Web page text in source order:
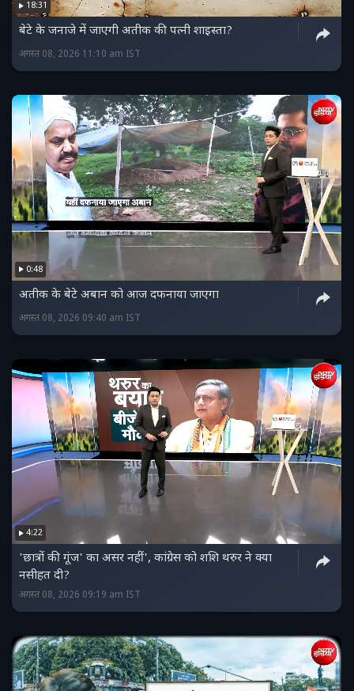
18:31
बेटे के जनाजे में जाएगी अतीक की पत्नी शाइस्ता?
अगस्त 08, 2026 11:10 am IST
0:48
अतीक के बेटे अबान को आज दफनाया जाएगा
अगस्त 08, 2026 09:40 am IST
4:22
'छात्रों की गूंज' का असर नहीं', कांग्रेस को शशि थरुर ने क्या
नसीहत दी?
अगस्त 08, 2026 09:19 am IST